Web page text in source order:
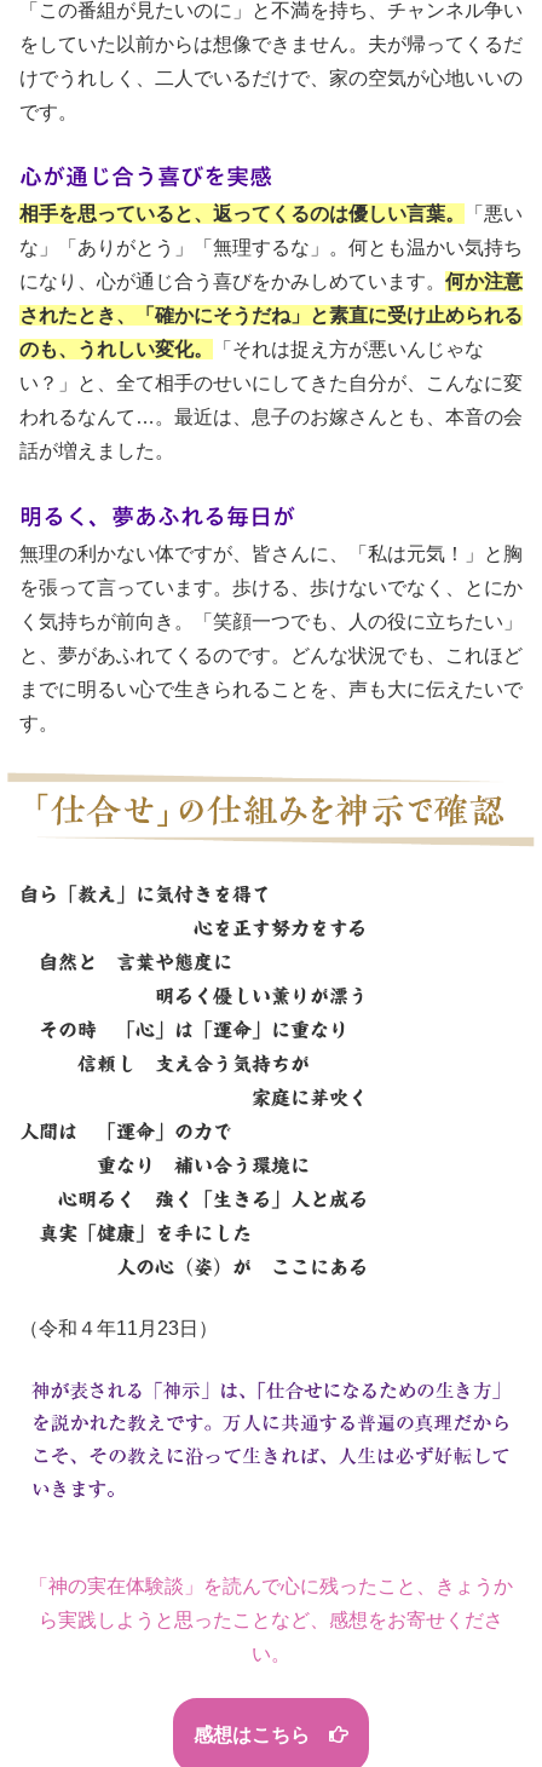
「この番組が見たいのに」と不満を持ち、チャンネル争い
をしていた以前からは想像できません。夫が帰ってくるだ
けでうれしく、二人でいるだけで、家の空気が心地いいの
です。
心が通じ合う喜びを実感
相手を思っていると、返ってくるのは優しい言葉。
「悪い
な」「ありがとう」「無理するな」。何とも温かい気持ち
になり、心が通じ合う喜びをかみしめています。 何か注意
されたとき、「確かにそうだね」と素直に受け止められる
のも、うれしい変化。
「それは捉え方が悪いんじゃな
い？」と、全て相手のせいにしてきた自分が、こんなに変
われるなんて…。最近は、息子のお嫁さんとも、本音の会
話が増えました。
明るく、夢あふれる毎日が
無理の利かない体ですが、皆さんに、「私は元気！」と胸
を張って言っています。歩ける、歩けないでなく、とにか
く気持ちが前向き。「笑顔一つでも、人の役に立ちたい」
と、夢があふれてくるのです。どんな状況でも、これほど
までに明るい心で生きられることを、声も大に伝えたいで
す。
自ら「教え」に気付きを得て
心を正す努力をする
自然と 言葉や態度に
明るく優しい薫りが漂う
その時 「心」は「運命」に重なり
信頼し 支え合う気持ちが
家庭に芽吹く
人間は 「運命」の力で
重なり 補い合う環境に
心明るく 強く「生きる」人と成る
真実「健康」を手にした
人の心（姿）が ここにある
（令和４年11月23日）
「神の実在体験談」を読んで心に残ったこと、きょうか
ら実践しようと思ったことなど、感想をお寄せくださ
い。
感想はこちら